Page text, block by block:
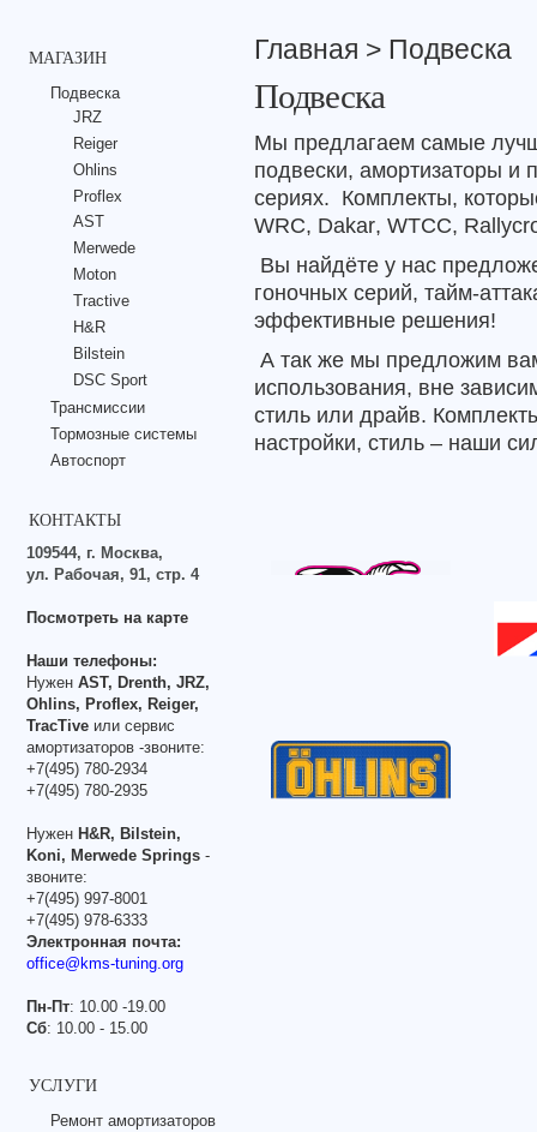
МАГАЗИН
Подвеска
JRZ
Reiger
Ohlins
Proflex
AST
Merwede
Moton
Tractive
H&R
Bilstein
DSC Sport
Трансмиссии
Тормозные системы
Автоспорт
КОНТАКТЫ
109544, г. Москва,
ул. Рабочая, 91, стр. 4
Посмотреть на карте
Наши телефоны:
Нужен AST, Drenth, JRZ,
Ohlins, Proflex, Reiger,
TracTive или сервис
амортизаторов -звоните:
+7(495) 780-2934
+7(495) 780-2935
Нужен H&R, Bilstein,
Koni, Merwede Springs -
звоните:
+7(495) 997-8001
+7(495) 978-6333
Электронная почта:
office@kms-tuning.org
Пн-Пт: 10.00 -19.00
Сб: 10.00 - 15.00
УСЛУГИ
Ремонт амортизаторов
Главная > Подвеска
Подвеска
Мы предлагаем самые
подвески, амортизаторы
сериях. Комплекты,
WRC, Dakar, WTCC, Rallyс
Вы найдёте у нас
гоночных серий, тайм-
эффективные решения!
А так же мы предложим
использования, вне
стиль или драйв.
настройки, стиль – наши